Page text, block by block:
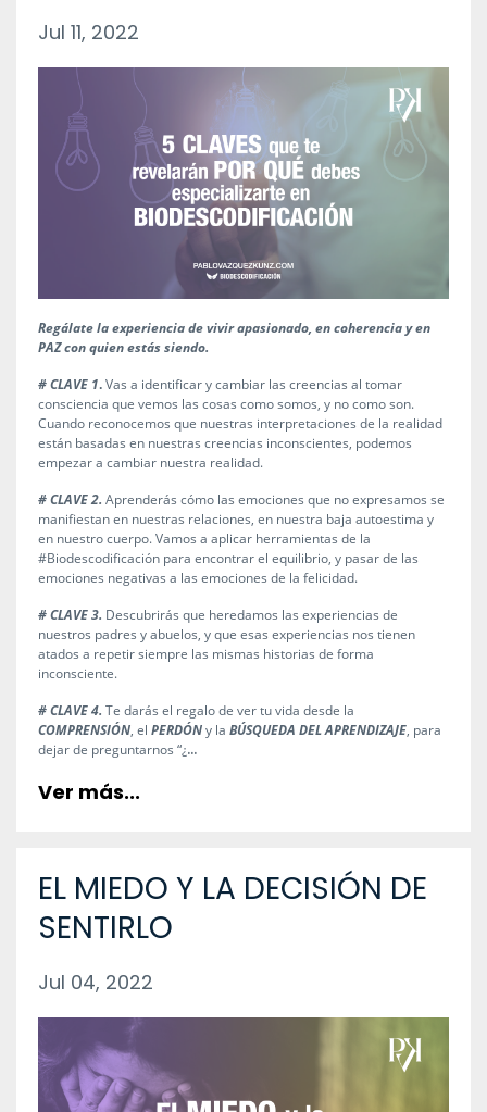
Jul 11, 2022
Regálate la experiencia de vivir apasionado, en coherencia y en
PAZ con quien estás siendo.
# CLAVE 1.Vas a identificar y cambiar las creencias al tomar
consciencia que vemos las cosas como somos, y no como son.
Cuando reconocemos que nuestras interpretaciones de la realidad
están basadas en nuestras creencias inconscientes, podemos
empezar a cambiar nuestra realidad.
# CLAVE 2. Aprenderás cómo las emociones que no expresamos se
manifiestan en nuestras relaciones, en nuestra baja autoestima y
en nuestro cuerpo. Vamos a aplicar herramientas de la
#Biodescodificación para encontrar el equilibrio, y pasar de las
emociones negativas a las emociones de la felicidad.
# CLAVE 3. Descubrirás que heredamos las experiencias de
nuestros padres y abuelos, y que esas experiencias nos tienen
atados a repetir siempre las mismas historias de forma
inconsciente.
# CLAVE 4. Te darás el regalo de ver tu vida desde la
COMPRENSIÓN, el PERDÓNy la BÚSQUEDA DEL APRENDIZAJE, para
dejar de preguntarnos “¿...
Ver más...
EL MIEDO Y LA DECISIÓN DE
SENTIRLO
Jul 04, 2022